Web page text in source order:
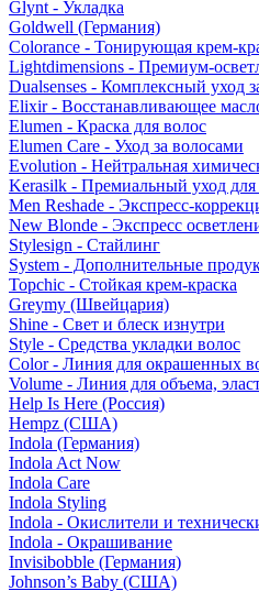
Glynt - Укладка
Goldwell (Германия)
Colorance - Тонирующая крем-
Lightdimensions - Премиум-
Dualsenses - Комплексный уход
Elixir - Восстанавливающее
Elumen - Краска для волос
Elumen Care - Уход за волосами
Evolution - Нейтральная
Kerasilk - Премиальный уход для
Men Reshade - Экспресс-
New Blonde - Экспресс
Stylesign - Стайлинг
System - Дополнительные
Topchic - Стойкая крем-краска
Greymy (Швейцария)
Shine - Свет и блеск изнутри
Style - Средства укладки волос
Color - Линия для окрашенных
Volume - Линия для объема,
Help Is Here (Россия)
Hempz (США)
Indola (Германия)
Indola Act Now
Indola Care
Indola Styling
Indola - Окислители и
Indola - Окрашивание
Invisibobble (Германия)
Johnson’s Baby (США)